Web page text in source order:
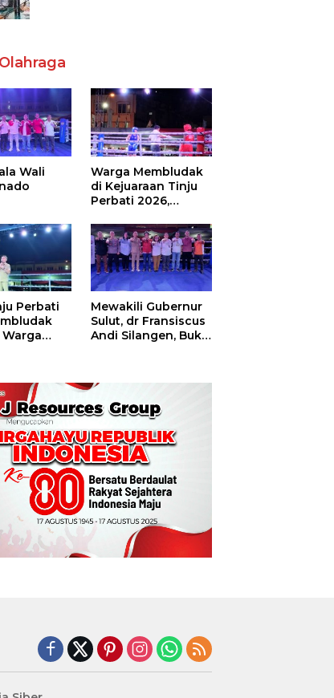
Wali
Juara
Perbati
Warga Membludak
di Kejuaraan Tinju
Perbati 2026,
Piala Wali Kota
Perbati
Mewakili Gubernur
Sulut, dr Fransiscus
Andi Silangen, Buka
Piala Wali Kota
Manado